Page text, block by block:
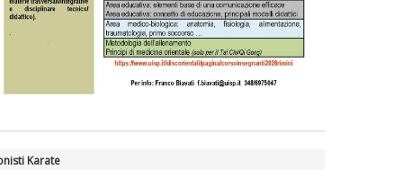
Karate